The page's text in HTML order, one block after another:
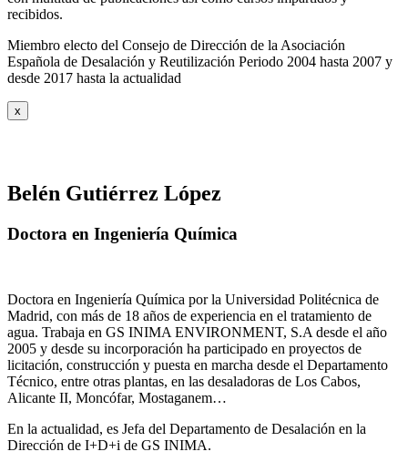
recibidos.
Miembro electo del Consejo de Dirección de la Asociación
Española de Desalación y Reutilización Periodo 2004 hasta 2007 y
desde 2017 hasta la actualidad
x
Belén Gutiérrez López
Doctora en Ingeniería Química
Doctora en Ingeniería Química por la Universidad Politécnica de
Madrid, con más de 18 años de experiencia en el tratamiento de
agua. Trabaja en GS INIMA ENVIRONMENT, S.A desde el año
2005 y desde su incorporación ha participado en proyectos de
licitación, construcción y puesta en marcha desde el Departamento
Técnico, entre otras plantas, en las desaladoras de Los Cabos,
Alicante II, Moncófar, Mostaganem…
En la actualidad, es Jefa del Departamento de Desalación en la
Dirección de I+D+i de GS INIMA.